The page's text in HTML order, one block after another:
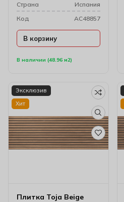
В наличии (48.96 м2)
Cтрана
Испания
Код
AC48857
В корзину
Эксклюзив
Хит
Плитка Toja Beige